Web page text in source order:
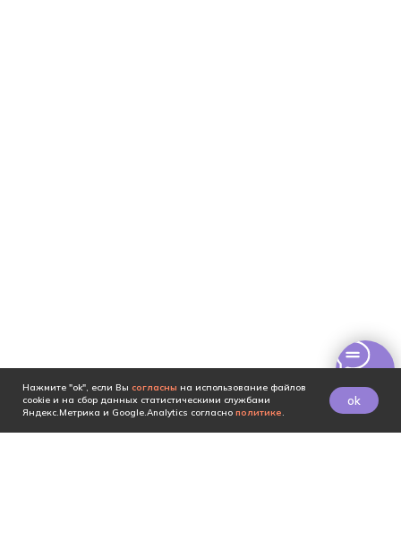
Нажмите "ok", если Вы согласны на использование файлов
cookie и на сбор данных статистическими службами
Яндекс.Метрика и Google.Analytics согласно политике.
ok